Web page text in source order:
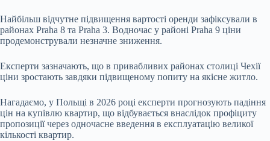
Найбільш відчутне підвищення вартості оренди зафіксували в
районах Praha 8 та Praha 3. Водночас у районі Praha 9 ціни
продемонстрували незначне зниження.
Експерти зазначають, що в привабливих районах столиці Чехії
ціни зростають завдяки підвищеному попиту на якісне житло.
Нагадаємо, у Польщі в 2026 році експерти прогнозують падіння
цін на купівлю квартир, що відбувається внаслідок профіциту
пропозиції через одночасне введення в експлуатацію великої
кількості квартир.